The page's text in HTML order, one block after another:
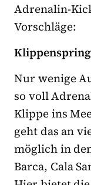
Adrenalin-
Vorschläge:
Nur wenige
so voll
Klippe ins
geht das an
möglich in
Barca, Cala